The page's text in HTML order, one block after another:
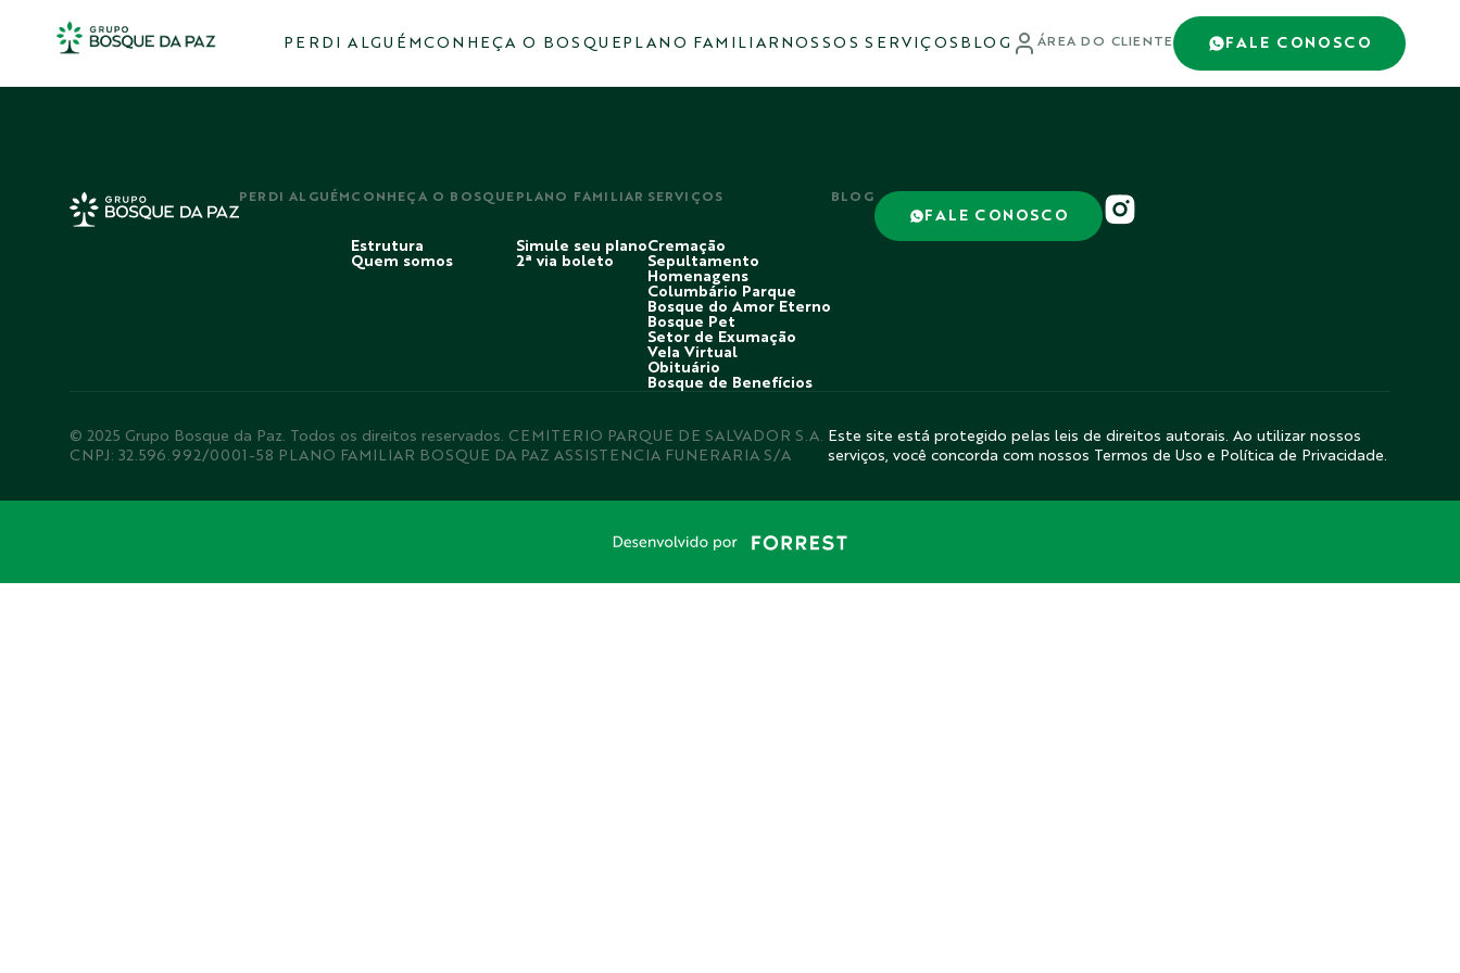
PERDI ALGUÉM CONHEÇA O BOSQUE PLANO FAMILIAR NOSSOS SERVIÇOS BLOG ÁREA DO CLIENTE FALE CONOSCO
PERDI ALGUÉM CONHEÇA O BOSQUE
Estrutura
Quem somos
PLANO FAMILIAR
Simule seu plano
2ª via boleto
SERVIÇOS
Cremação
Sepultamento
Homenagens
Columbário Parque
Bosque do Amor Eterno
Bosque Pet
Setor de Exumação
Vela Virtual
Obituário
Bosque de Benefícios
BLOG
FALE CONOSCO
© 2025 Grupo Bosque da Paz. Todos os direitos reservados. CEMITERIO PARQUE DE SALVADOR S.A.
CNPJ: 32.596.992/0001-58 PLANO FAMILIAR BOSQUE DA PAZ ASSISTENCIA FUNERARIA S/A
Este site está protegido pelas leis de direitos autorais. Ao utilizar nossos
serviços, você concorda com nossos Termos de Uso e Política de Privacidade.